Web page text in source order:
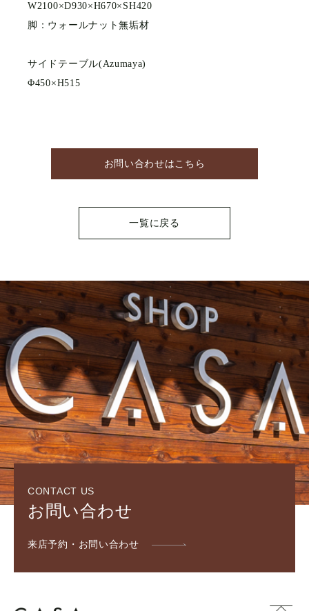
W2100×D930×H670×SH420
脚：ウォールナット無垢材
サイドテーブル(Azumaya)
Φ450×H515
お問い合わせはこちら
一覧に戻る
CONTACT US
お問い合わせ
来店予約・お問い合わせ